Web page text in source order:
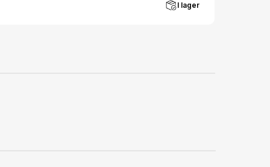
I lager